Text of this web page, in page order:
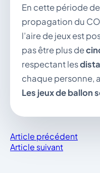
Vie locale &
Découvrir la
VENDREDI 7 AOÛT
Secrétariat
En cette période
propagation du
l’aire de jeux est
pas être plus de
respectant les
chaque personne,
Les jeux de ballon
Article précédent
Article suivant